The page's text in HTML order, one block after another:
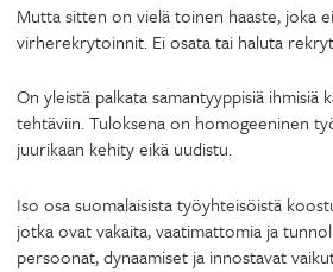
Mutta sitten on vielä toinen haaste, joka
virherekrytoinnit. Ei osata tai haluta
On yleistä palkata samantyyppisiä ihmisiä
tehtäviin. Tuloksena on homogeeninen
juurikaan kehity eikä uudistu.
Iso osa suomalaisista työyhteisöistä
jotka ovat vakaita, vaatimattomia ja
persoonat, dynaamiset ja innostavat